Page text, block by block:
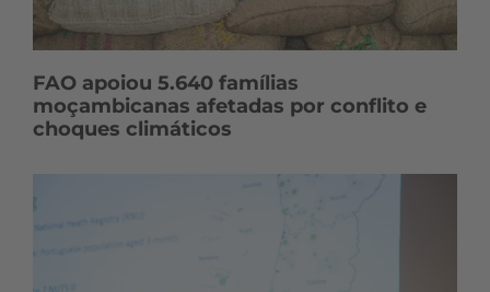
FAO apoiou 5.640 famílias
moçambicanas afetadas por conflito e
choques climáticos